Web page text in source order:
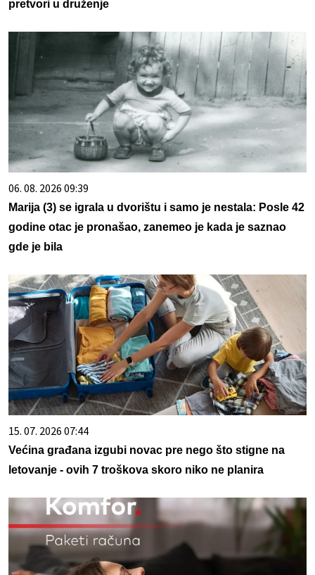
pretvori u druženje
06. 08. 2026 09:39
Marija (3) se igrala u dvorištu i samo je nestala: Posle 42
godine otac je pronašao, zanemeo je kada je saznao
gde je bila
15. 07. 2026 07:44
Većina građana izgubi novac pre nego što stigne na
letovanje - ovih 7 troškova skoro niko ne planira